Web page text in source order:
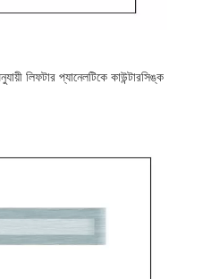
লিফটার প্যানেলটিকে কাউন্টারসিঙ্ক